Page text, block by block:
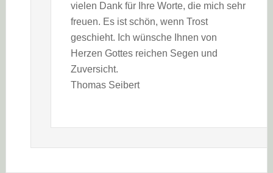
vielen Dank für Ihre Worte, die mich sehr
freuen. Es ist schön, wenn Trost
geschieht. Ich wünsche Ihnen von
Herzen Gottes reichen Segen und
Zuversicht.
Thomas Seibert